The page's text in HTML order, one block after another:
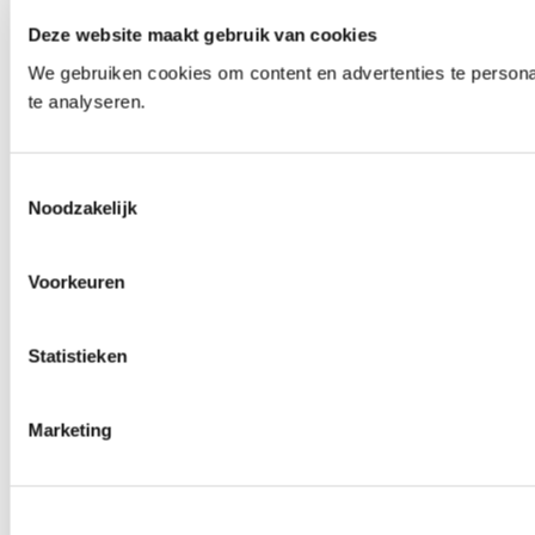
Deze website maakt gebruik van cookies
We gebruiken cookies om content en advertenties te
te analyseren.
Noodzakelijk
Voorkeuren
Statistieken
Marketing